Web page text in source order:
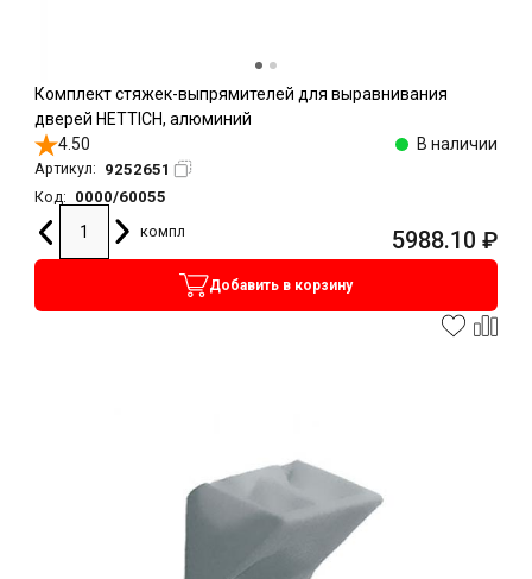
Комплект стяжек-выпрямителей для выравнивания
дверей HETTICH, алюминий
4.50
В наличии
Артикул: 9252651
Код:
0000/60055
компл
5988.10 ₽
Добавить в корзину